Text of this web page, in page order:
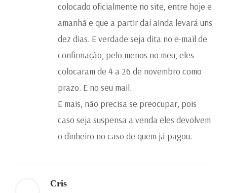
colocado oficialmente no site, entre hoje e
amanhã e que a partir daí ainda levará uns
dez dias. E verdade seja dita no e-mail de
confirmação, pelo menos no meu, eles
colocaram de 4 a 26 de novembro como
prazo. E no seu mail.
E mais, não precisa se preocupar, pois
caso seja suspensa a venda eles devolvem
o dinheiro no caso de quem já pagou.
Cris